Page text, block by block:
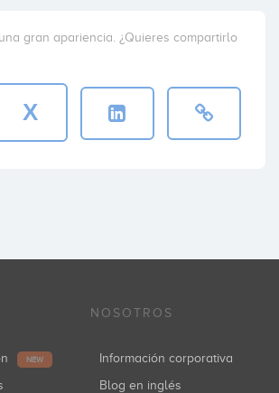
gran apariencia. ¿Quieres compartirlo
X
NEW
NOSOTROS
Información corporativa
Blog en inglés